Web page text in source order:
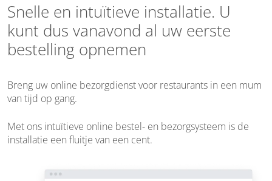
Snelle en intuïtieve installatie. U
kunt dus vanavond al uw eerste
bestelling opnemen
Breng uw online bezorgdienst voor restaurants in een mum
van tijd op gang.
Met ons intuïtieve online bestel- en bezorgsysteem is de
installatie een fluitje van een cent.